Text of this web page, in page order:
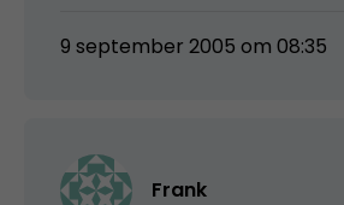
9 september 2005 om 08:35
Frank